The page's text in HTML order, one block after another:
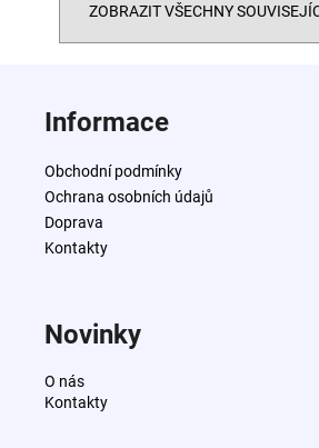
ZOBRAZIT VŠECHNY
Informace
Obchodní podmínky
Ochrana osobních údajů
Doprava
Kontakty
Novinky
O nás
Kontakty